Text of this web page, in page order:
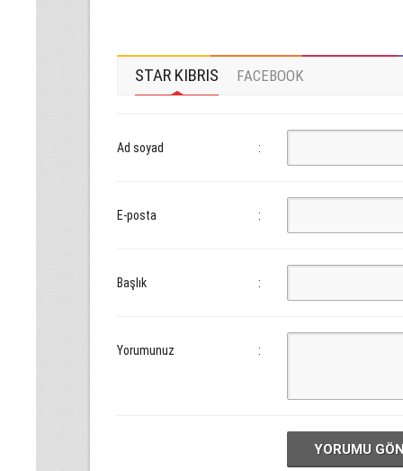
STAR KIBRIS FACEBOOK
Ad soyad :
E-posta :
Başlık :
Yorumunuz :
YORUMU